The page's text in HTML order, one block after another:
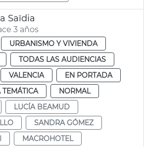
Saïdia
3 años
URBANISMO Y VIVIENDA
TODAS LAS AUDIENCIAS
VALENCIA
EN PORTADA
NORMAL
LUCÍA BEAMUD
SANDRA GÓMEZ
MACROHOTEL